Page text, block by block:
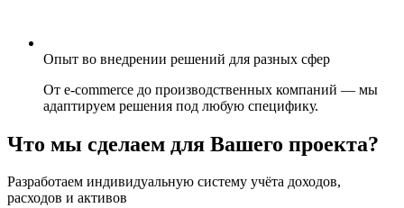
Опыт во внедрении решений для разных сфер
От e-commerce до производственных компаний — мы
адаптируем решения под любую специфику.
Что мы сделаем для Вашего проекта?
Разработаем индивидуальную систему учёта доходов,
расходов и активов